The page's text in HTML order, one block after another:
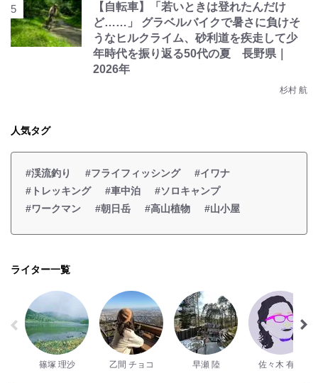
【自転車】「若いときは登れたんだけ
ど……」 グラベルバイクで暑さに負けそ
うなヒルクライム、砂利道を疾走して少
年時代を振り返る50代の夏 長野県｜
2026年
杉村 航
人気タグ
#渓流釣り #フライフィッシング
#イワナ
#トレッキング
#車中泊
#ソロキャンプ
#ワークマン
#朝日岳 #高山植物 #山小屋
ライター一覧
篠塚 理沙 乙間 チョコ 早瀬 陸 佐々木 有介